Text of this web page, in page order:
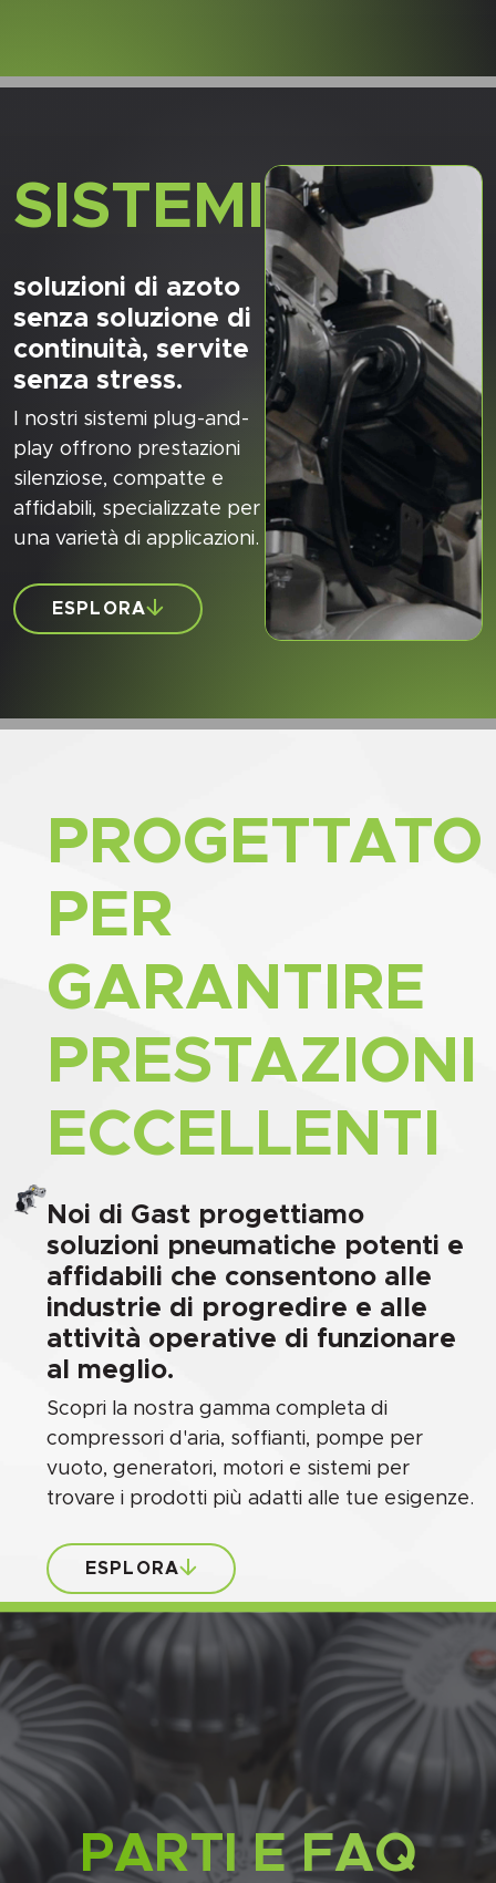
SISTEMI
soluzioni di azoto
senza soluzione di
continuità, servite
senza stress.
I nostri sistemi plug-and-
play offrono prestazioni
silenziose, compatte e
affidabili, specializzate per
una varietà di applicazioni.
ESPLORA
PROGETTATO
PER
GARANTIRE
PRESTAZIONI
ECCELLENTI
Noi di Gast progettiamo
soluzioni pneumatiche potenti e
affidabili che consentono alle
industrie di progredire e alle
attività operative di funzionare
al meglio.
Scopri la nostra gamma completa di
compressori d'aria, soffianti, pompe per
vuoto, generatori, motori e sistemi per
trovare i prodotti più adatti alle tue esigenze.
ESPLORA
PARTI E FAQ